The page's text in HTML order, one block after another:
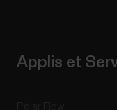
Applis et